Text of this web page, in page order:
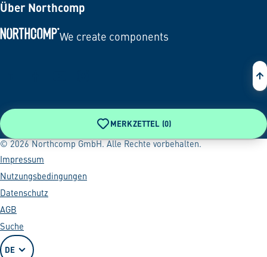
Über Northcomp
We create components
MERKZETTEL (0)
© 2026 Northcomp GmbH. Alle Rechte vorbehalten.
Impressum
Nutzungsbedingungen
Datenschutz
AGB
Suche
DE